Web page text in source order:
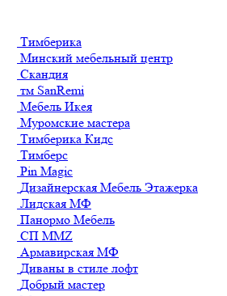
Тимберика
Минский мебельный центр
Скандия
тм SanRemi
Мебель Икея
Муромские мастера
Тимберика Кидс
Тимберс
Pin Magic
Дизайнерская Мебель Этажерка
Лидская МФ
Панормо Мебель
СП ММZ
Армавирская МФ
Диваны в стиле лофт
Добрый мастер